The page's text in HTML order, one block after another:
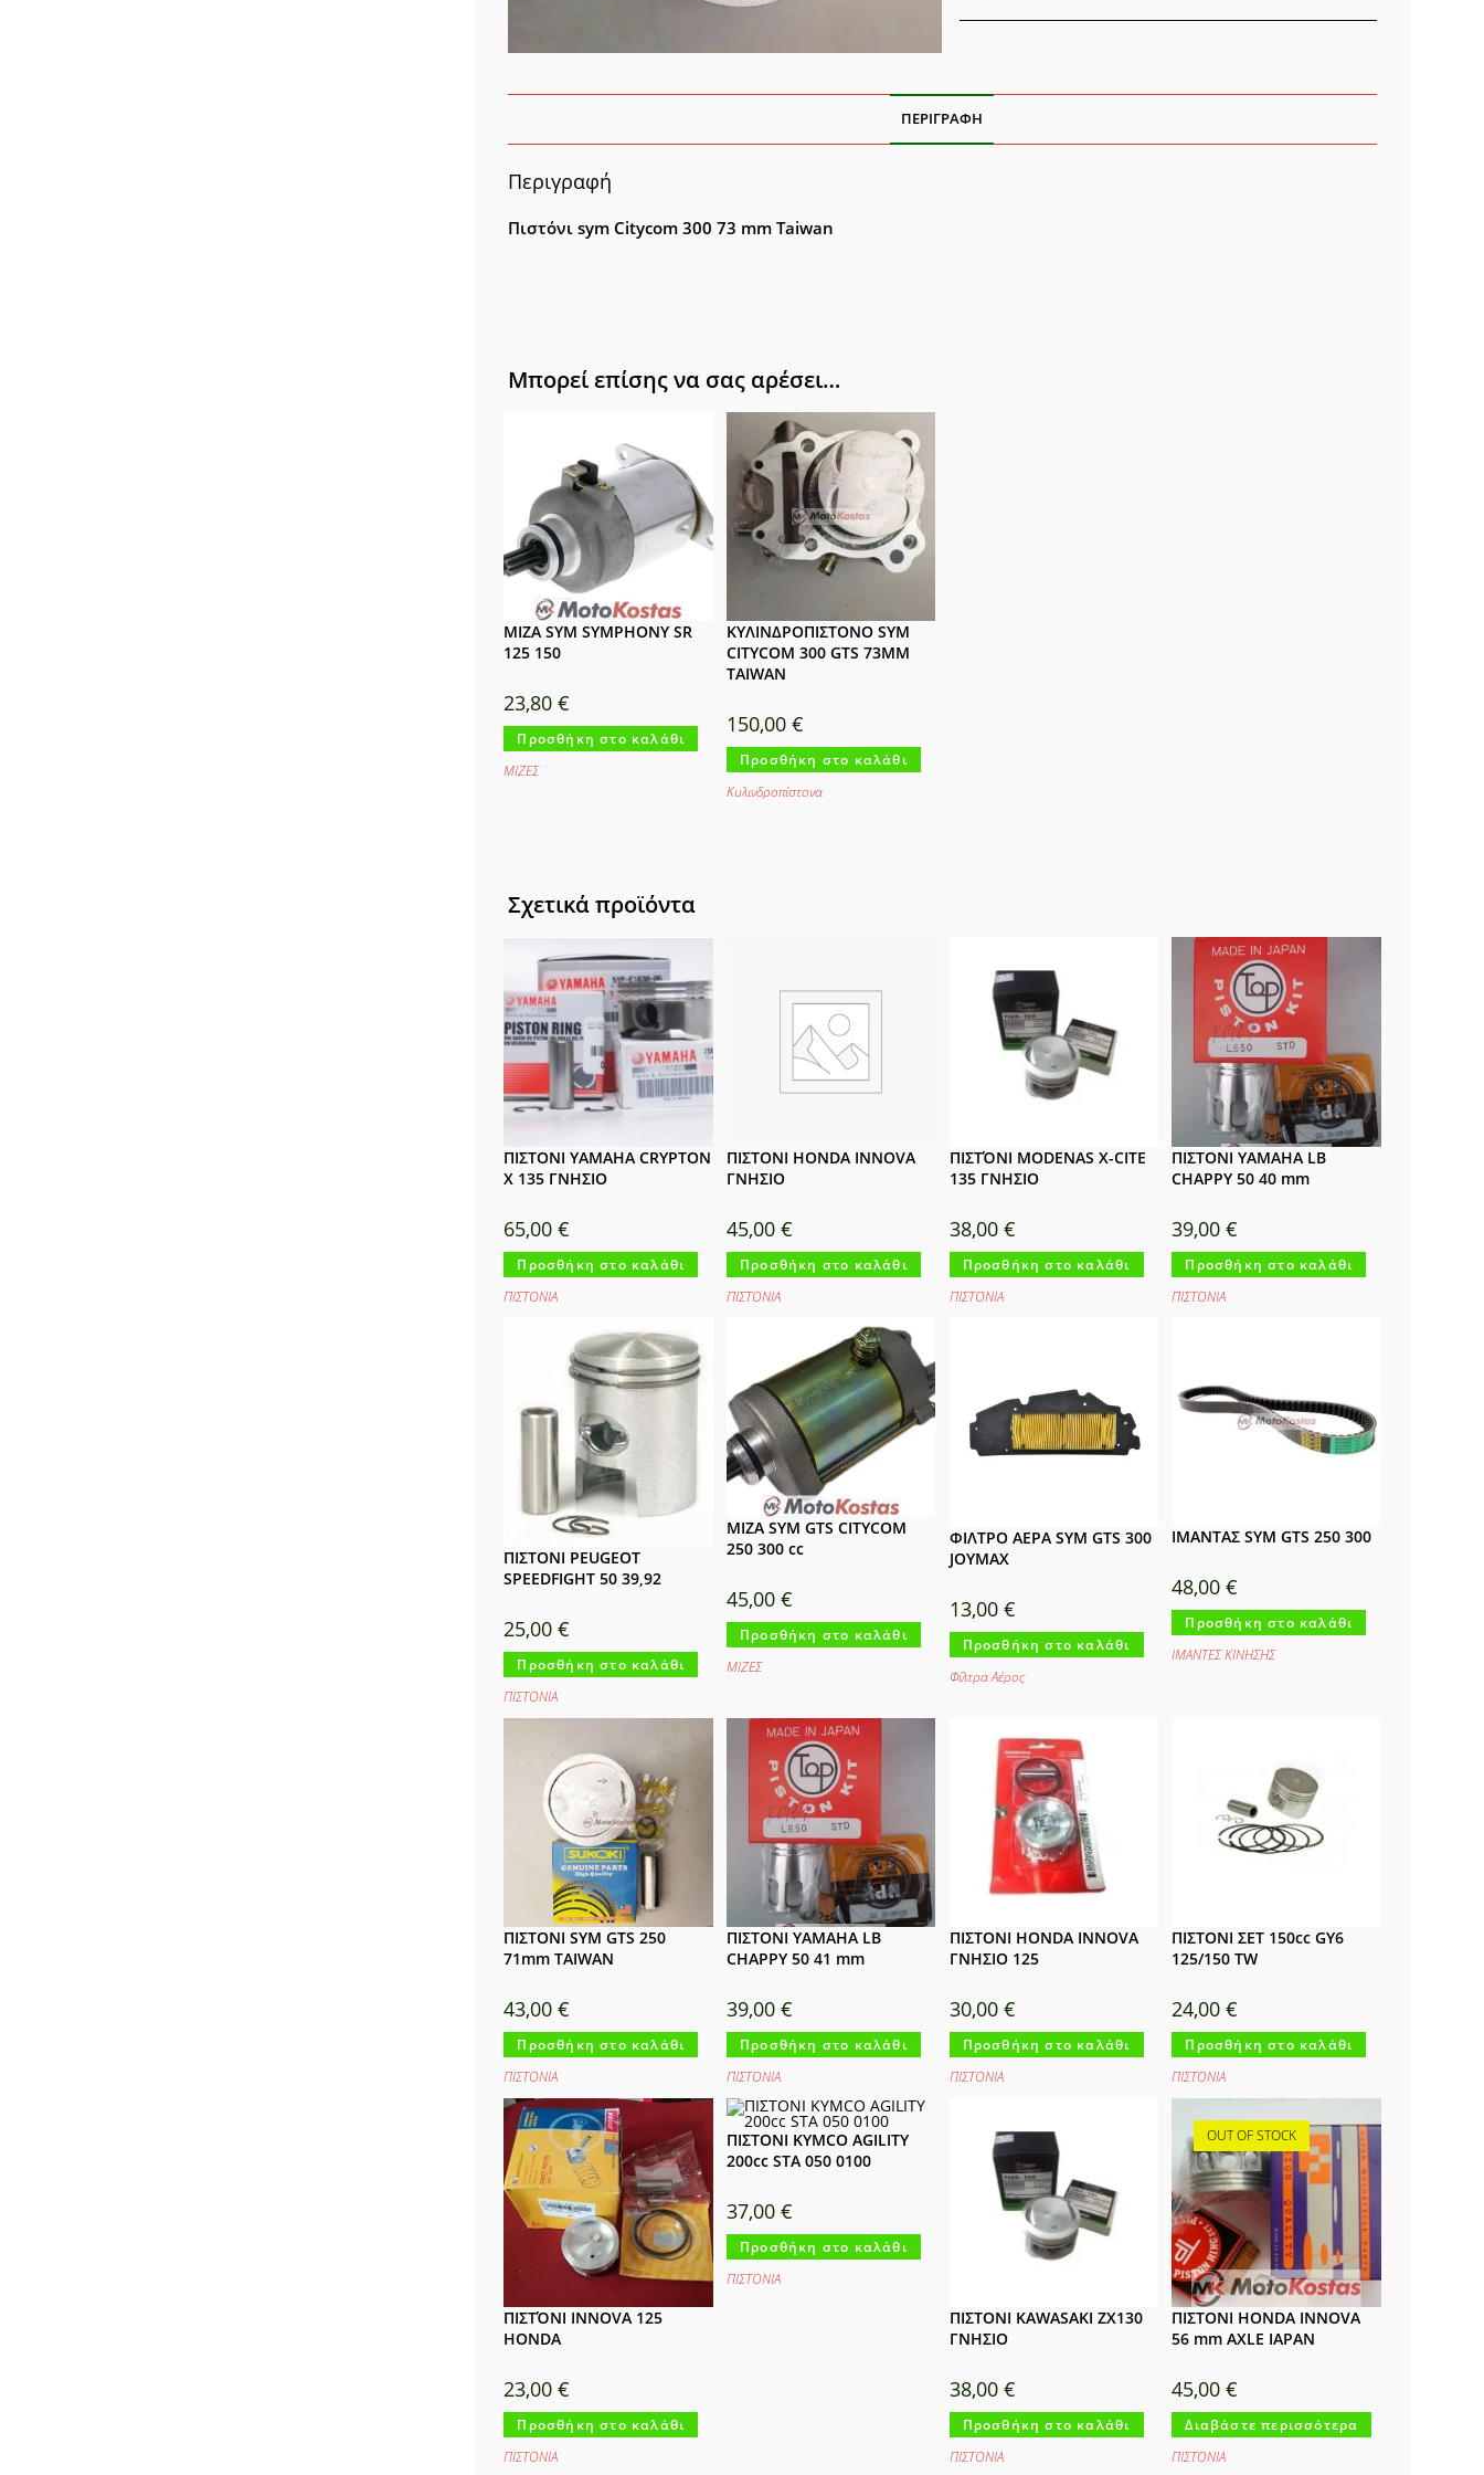
ΠΕΡΙΓΡΑΦΉ
Περιγραφή
Πιστόνι sym Citycom 300 73 mm Taiwan
Μπορεί επίσης να σας αρέσει…
ΜΙΖΑ SYM SYMPHONY SR
125 150
23,80€
Προσθήκη στο καλάθι
ΜΙΖΕΣ
ΚΥΛΙΝΔΡΟΠΙΣΤΟΝΟ SYM
CITYCOM 300 GTS 73ΜΜ
TAIWAN
150,00€
Προσθήκη στο καλάθι
Κυλινδροπίστονα
Σχετικά προϊόντα
ΠΙΣΤΟΝΙ YAMAHA CRYPTON
X 135 ΓΝΗΣΙΟ
65,00€
Προσθήκη στο καλάθι
ΠΙΣΤΟΝΙΑ
ΠΙΣΤΟΝΙ HONDA INNOVA
ΓΝΗΣΙΟ
45,00€
Προσθήκη στο καλάθι
ΠΙΣΤΟΝΙΑ
ΠΙΣΤΌΝΙ MODENAS X-CITE
135 ΓΝΗΣΙΟ
38,00 €
Προσθήκη στο καλάθι
ΠΙΣΤΟΝΙΑ
ΠΙΣΤΟΝΙ YAMAHA LB
CHAPPY 50 40 mm
39,00€
Προσθήκη στο καλάθι
ΠΙΣΤΟΝΙΑ
ΠΙΣΤΟΝΙ PEUGEOT
SPEEDFIGHT 50 39,92
25,00€
Προσθήκη στο καλάθι
ΠΙΣΤΟΝΙΑ
ΜΙΖΑ SYM GTS CITYCOM
250 300 cc
45,00€
Προσθήκη στο καλάθι
ΜΙΖΕΣ
ΦΙΛΤΡΟ ΑΕΡΑ SYM GTS 300
JOYMAX
13,00 €
Προσθήκη στο καλάθι
Φίλτρα Αέρος
ΙΜΑΝΤΑΣ SYM GTS 250 300
48,00€
Προσθήκη στο καλάθι
ΙΜΑΝΤΕΣ ΚΙΝΗΣΗΣ
ΠΙΣΤΟΝΙ SYM GTS 250
71mm TAIWAN
43,00€
Προσθήκη στο καλάθι
ΠΙΣΤΟΝΙΑ
ΠΙΣΤΟΝΙ YAMAHA LB
CHAPPY 50 41 mm
39,00€
Προσθήκη στο καλάθι
ΠΙΣΤΟΝΙΑ
ΠΙΣΤΟΝΙ HONDA INNOVA
ΓΝΗΣΙΟ 125
30,00 €
Προσθήκη στο καλάθι
ΠΙΣΤΟΝΙΑ
ΠΙΣΤΟΝΙ ΣΕΤ 150cc GY6
125/150 TW
24,00€
Προσθήκη στο καλάθι
ΠΙΣΤΟΝΙΑ
ΠΙΣΤΌΝΙ INNOVA 125
HONDA
23,00€
Προσθήκη στο καλάθι
ΠΙΣΤΟΝΙΑ
ΠΙΣΤΟΝΙ KYMCO AGILITY
200cc STA 050 0100
37,00€
Προσθήκη στο καλάθι
ΠΙΣΤΟΝΙΑ
ΠΙΣΤΟΝΙ KAWASAKI ZX130
ΓΝΗΣΙΟ
38,00 €
Προσθήκη στο καλάθι
ΠΙΣΤΟΝΙΑ
OUT OF STOCK
ΠΙΣΤΟΝΙ HONDA INNOVA
56 mm AXLE IAPAN
45,00€
Διαβάστε περισσότερα
ΠΙΣΤΟΝΙΑ